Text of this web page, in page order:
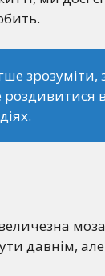
зрозуміти,
давнім,